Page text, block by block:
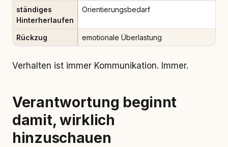
ständiges
Hinterherlaufen
Orientierungsbedarf
Rückzug emotionale Überlastung
Verhalten ist immer Kommunikation. Immer.
Verantwortung beginnt
damit, wirklich
hinzuschauen